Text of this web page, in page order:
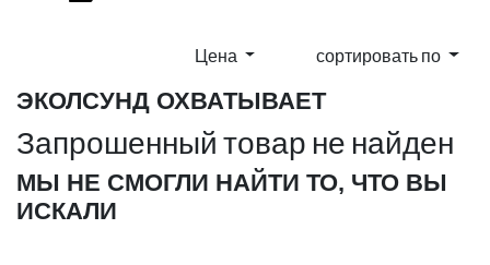
Цена сортировать по
ЭКОЛСУНД ОХВАТЫВАЕТ
Запрошенный товар не найден
МЫ НЕ СМОГЛИ НАЙТИ ТО, ЧТО ВЫ
ИСКАЛИ